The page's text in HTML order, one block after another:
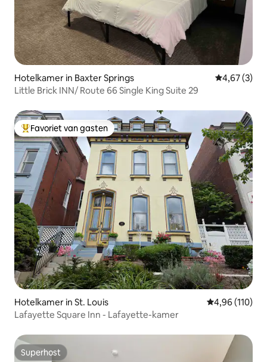
Hotelkamer in Baxter Springs
4,67 (3)
Little Brick INN/ Route 66 Single King Suite 29
Topfavoriet van gasten
Favoriet van gasten
Hotelkamer in St. Louis Gemiddelde
4,96 (110)
Lafayette Square Inn - Lafayette-kamer
Superhost
Superhost